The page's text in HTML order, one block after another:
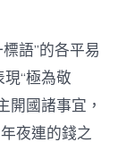
語”的各平易
“極為敬
開國諸事宜，
夜連的錢之